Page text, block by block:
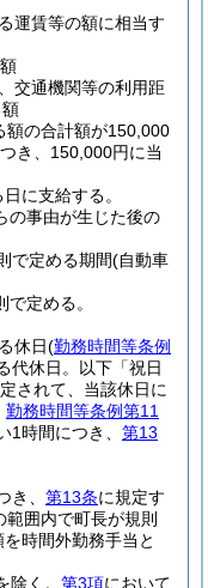
運賃等の額に相当す
交通機関等の利用距
額の合計額が150,000
き、150,000円に当
に支給する。
の事由が生じた後の
で定める期間(自動車
定める。
休日(勤務時間等条例
代休日。以下「祝日
されて、当該休日に
勤務時間等条例第11
時間につき、 第13
、 第13条に規定す
囲内で町長が規則
時間外勤務手当と
く。 第3項において